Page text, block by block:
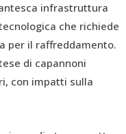
infrastruttura
che richiede
per il raffreddamento.
di capannoni
con impatti sulla